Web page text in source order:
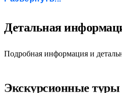
Детальная
Подробная информация и
Экскурсионные туры